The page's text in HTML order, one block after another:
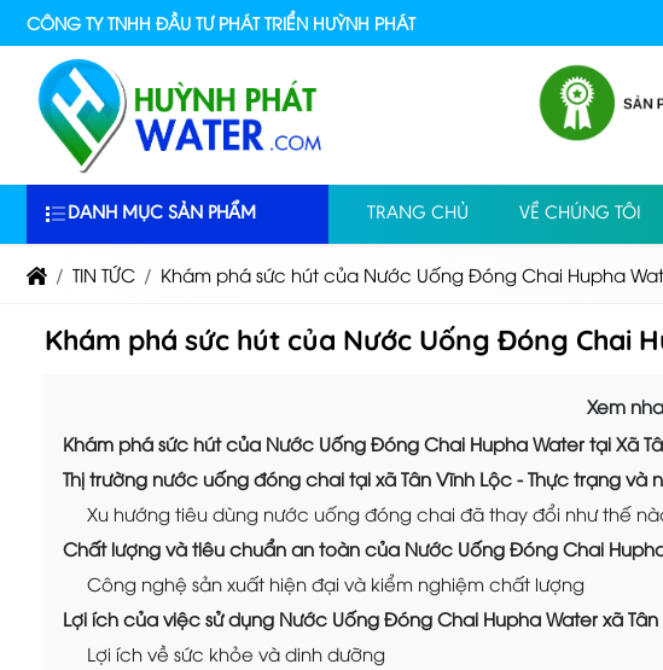
CÔNG TY TNHH ĐẦU TƯ PHÁT TRIỂN HUỲNH PHÁT
DANH MỤC SẢN PHẨM TRANG CHỦ VỀ CHÚNG TÔI
TIN TỨC Khám phá sức hút của Nước Uống Đóng Chai Hupha
Khám phá sức hút của Nước Uống Đóng Chai
Xem
Khám phá sức hút của Nước Uống Đóng Chai Hupha Water tại Xã
Thị trường nước uống đóng chai tại xã Tân Vĩnh Lộc - Thực trạng và
Xu hướng tiêu dùng nước uống đóng chai đã thay đổi như thế
Chất lượng và tiêu chuẩn an toàn của Nước Uống Đóng Chai
Công nghệ sản xuất hiện đại và kiểm nghiệm chất lượng
Lợi ích của việc sử dụng Nước Uống Đóng Chai Hupha Water xã
Lợi ích về sức khỏe và dinh dưỡng